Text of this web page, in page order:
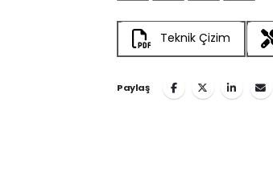
Teknik Çizim
Paylaş